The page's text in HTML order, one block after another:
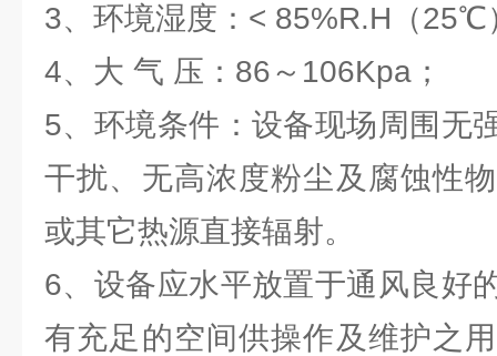
3、环境湿度：< 85%R.H（25℃
4、大 气 压：86～106Kpa；
5、环境条件：设备现场周围无
干扰、无高浓度粉尘及腐蚀性
或其它热源直接辐射。
6、设备应水平放置于通风良好
有充足的空间供操作及维护之